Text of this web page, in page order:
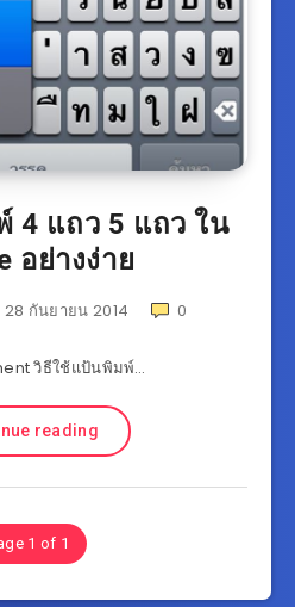
4 แถว 5 แถว ใน
อย่างง่าย
28 กันยายน 2014 0
วิธีใช้แป้นพิมพ์…
reading
1 of 1